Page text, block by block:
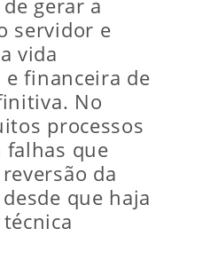
gerar a
servidor e
vida
financeira de
No
processos
falhas que
da
que haja